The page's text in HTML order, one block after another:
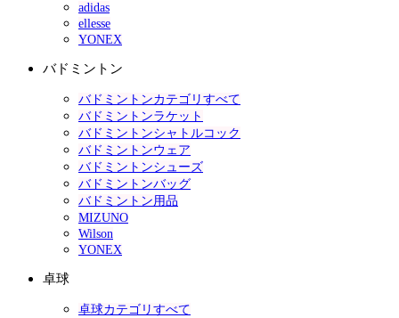
adidas
ellesse
YONEX
バドミントン
バドミントンカテゴリすべて
バドミントンラケット
バドミントンシャトルコック
バドミントンウェア
バドミントンシューズ
バドミントンバッグ
バドミントン用品
MIZUNO
Wilson
YONEX
卓球
卓球カテゴリすべて